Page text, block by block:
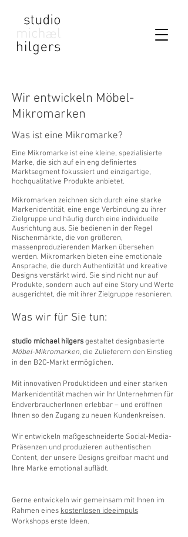
Wir entwickeln Möbel-
Mikromarken
Was ist eine Mikromarke?
Eine Mikromarke ist eine kleine, spezialisierte
Marke, die sich auf ein eng definiertes
Marktsegment fokussiert und einzigartige,
hochqualitative Produkte anbietet.
Mikromarken zeichnen sich durch eine starke
Markenidentität, eine enge Verbindung zu ihrer
Zielgruppe und häufig durch eine individuelle
Ausrichtung aus. Sie bedienen in der Regel
Nischenmärkte, die von größeren,
massenproduzierenden Marken übersehen
werden. Mikromarken bieten eine emotionale
Ansprache, die durch Authentizität und kreative
Designs verstärkt wird. Sie sind nicht nur auf
Produkte, sondern auch auf eine Story und Werte
ausgerichtet, die mit ihrer Zielgruppe resonieren.
Was wir für Sie tun:
studio michael hilgersgestaltet designbasierte
Möbel-Mikromarken, die Zulieferern den Einstieg
in den B2C-Markt ermöglichen.
Mit innovativen Produktideen und einer starken
Markenidentität machen wir Ihr Unternehmen für
EndverbraucherInnen erlebbar – und eröffnen
Ihnen so den Zugang zu neuen Kundenkreisen.
Wir entwickeln maßgeschneiderte Social-Media-
Präsenzen und produzieren authentischen
Content, der unsere Designs greifbar macht und
Ihre Marke emotional auflädt.
Gerne entwickeln wir gemeinsam mit Ihnen im
Rahmen eines kostenlosen ideeimpuls
Workshops erste Ideen.